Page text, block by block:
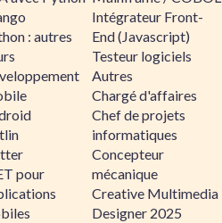
: autres
pour
Intégrateur Front-
End (Javascript)
Testeur logiciels
Autres
Chargé d'affaires
Chef de projets
informatiques
Concepteur
mécanique
Creative Multimedia
Designer 2025